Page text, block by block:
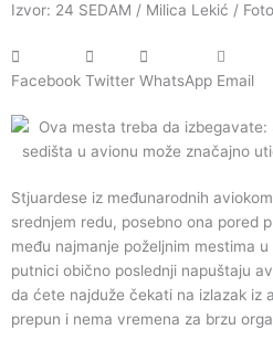
Izvor: 24 SEDAM / Milica Lekić /
Facebook Twitter WhatsApp Email
Stjuardese iz međunarodnih
srednjem redu, posebno ona pored
među najmanje poželjnim mestima
putnici obično poslednji napuštaju
da ćete najduže čekati na izlazak iz
prepun i nema vremena za brzu